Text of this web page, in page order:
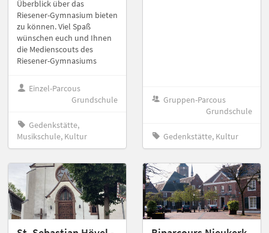
Überblick über das
Riesener-Gymnasium bieten
zu können. Viel Spaß
wünschen euch und Ihnen
die Medienscouts des
Riesener-Gymnasiums
Einzel-Parcous
Grundschule
Gedenkstätte,
Musikschule, Kultur
Gruppen-Parcous
Grundschule
Gedenkstätte, Kultur